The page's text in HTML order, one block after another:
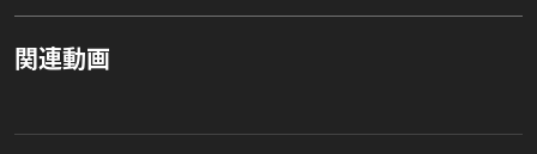
関連動画